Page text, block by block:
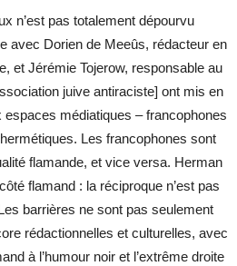
n’est pas totalement dépourvu
avec Dorien de Meeûs, rédacteur en
et Jérémie Tojerow, responsable au
juive antiraciste] ont mis en
espaces médiatiques – francophones
Les francophones sont
flamande, et vice versa. Herman
flamand : la réciproque n’est pas
barrières ne sont pas seulement
rédactionnelles et culturelles, avec
à l’humour noir et l’extrême droite